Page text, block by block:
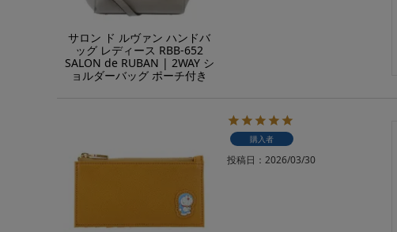
サロン ド ルヴァン ハンドバ
ッグ レディース RBB-652
SALON de RUBAN | 2WAY シ
ョルダーバッグ ポーチ付き
購入者
投稿日 2026/03/30